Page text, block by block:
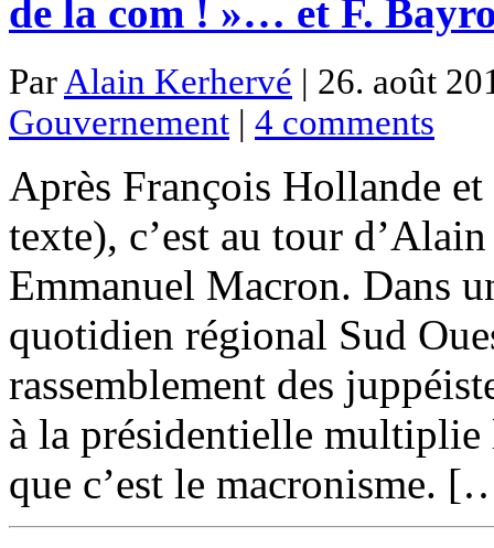
de la com ! »… et F.
Par Alain Kerhervé | 26. août
Gouvernement | 4 comments
Après François Hollande
texte), c’est au tour
Emmanuel Macron. Dans
quotidien régional Sud
rassemblement des
à la présidentielle multiplie
que c’est le macronisme.